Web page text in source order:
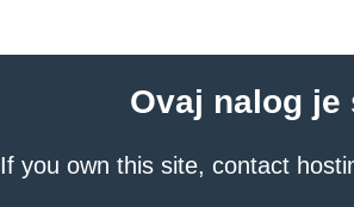
Ovaj nalog je
If you own this site, contact